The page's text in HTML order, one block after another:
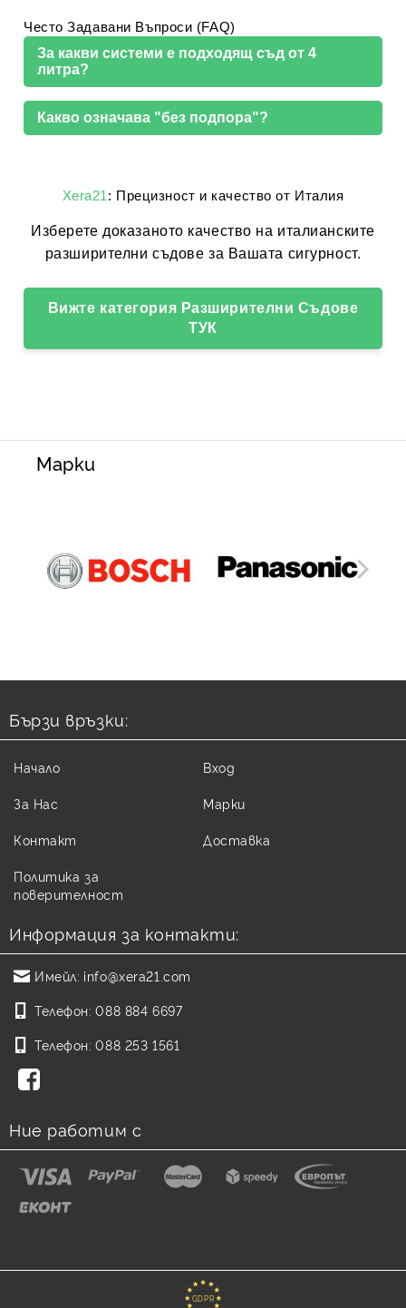
Често Задавани Въпроси (FAQ)
За какви системи е подходящ съд от 4
литра?
Какво означава "без подпора"?
Xera21 : Прецизност и качество от Италия
Изберете доказаното качество на италианските
разширителни съдове за Вашата сигурност.
Вижте категория Разширителни Съдове
ТУК
Марки
Бързи връзки:
Начало
За Нас
Контакт
Политика за
поверителност
Вход
Марки
Доставка
Информация за контакти:
Имейл: info@xera21.com
Телефон: 088 884 6697
Телефон: 088 253 1561
Ние работим с
GDPR